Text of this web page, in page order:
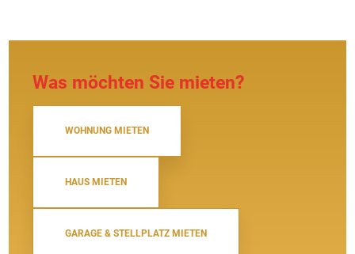
Was möchten Sie mieten?
WOHNUNG MIETEN
HAUS MIETEN
GARAGE & STELLPLATZ MIETEN